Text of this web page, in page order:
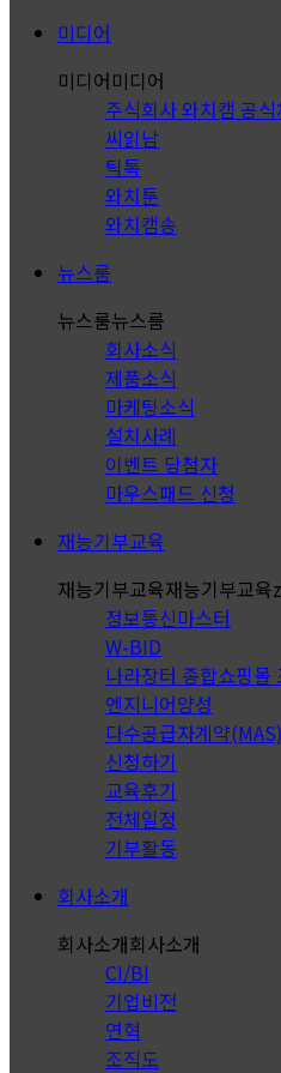
미디어
미디어미디어
주식회사 와치캠 공식
씨읽남
틱톡
와치툰
와치캠송
뉴스룸
뉴스룸뉴스룸
회사소식
제품소식
마케팅소식
설치사례
이벤트 당첨자
마우스패드 신청
재능기부교육
재능기부교육재능기부교육
정보통신마스터
W-BID
나라장터 종합쇼핑몰
엔지니어양성
다수공급자계약
신청하기
교육후기
전체일정
기부활동
회사소개
회사소개회사소개
CI/BI
기업비전
연혁
조직도